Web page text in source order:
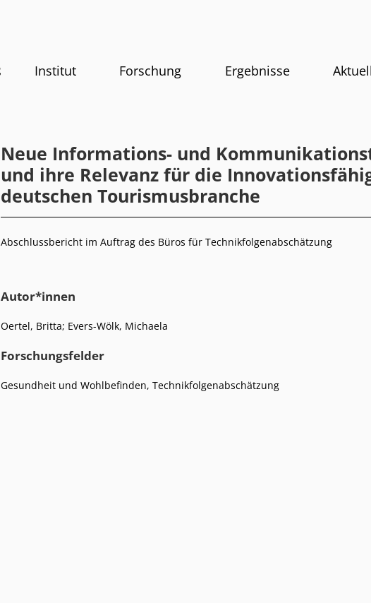
Institut Forschung Ergebnisse
Neue Informations- und
und ihre Relevanz für die
deutschen Tourismusbranche
Abschlussbericht im Auftrag des Büros für Technikfolgenabschätzung
Autor*innen
Oertel, Britta; Evers-Wölk, Michaela
Forschungsfelder
Gesundheit und Wohlbefinden, Technikfolgenabschätzung